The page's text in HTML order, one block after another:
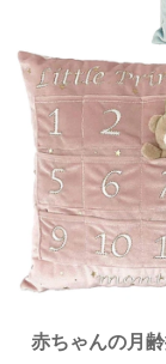
赤ちゃんの月